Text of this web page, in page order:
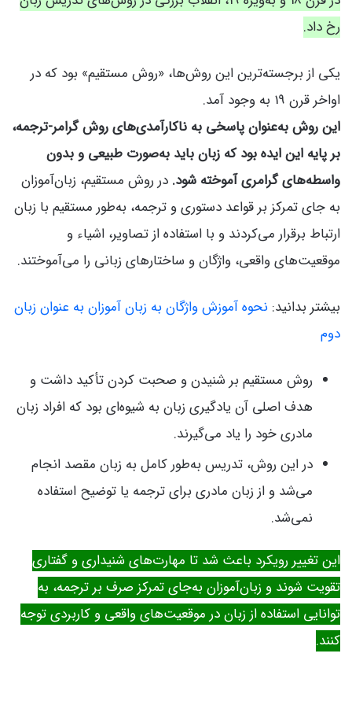
رخ داد.
یکی از برجسته‌ترین این روش‌ها، «روش مستقیم» بود که در
اواخر قرن 19 به وجود آمد.
این روش به‌عنوان پاسخی به ناکارآمدی‌های روش گرامر-ترجمه،
بر پایه این ایده بود که زبان باید به‌صورت طبیعی و بدون
واسطه‌های گرامری آموخته شود. در روش مستقیم، زبان‌آموزان
به جای تمرکز بر قواعد دستوری و ترجمه، به‌طور مستقیم با زبان
ارتباط برقرار می‌کردند و با استفاده از تصاویر، اشیاء و
موقعیت‌های واقعی، واژگان و ساختارهای زبانی را می‌آموختند.
بیشتر بدانید: نحوه آموزش واژگان به زبان آموزان به عنوان زبان
دوم
روش مستقیم بر شنیدن و صحبت کردن تأکید داشت و
هدف اصلی آن یادگیری زبان به شیوه‌ای بود که افراد زبان
مادری خود را یاد می‌گیرند.
در این روش، تدریس به‌طور کامل به زبان مقصد انجام
می‌شد و از زبان مادری برای ترجمه یا توضیح استفاده
نمی‌شد.
این تغییر رویکرد باعث شد تا مهارت‌های شنیداری و گفتاری
تقویت شوند و زبان‌آموزان به‌جای تمرکز صرف بر ترجمه، به
توانایی استفاده از زبان در موقعیت‌های واقعی و کاربردی توجه
کنند.